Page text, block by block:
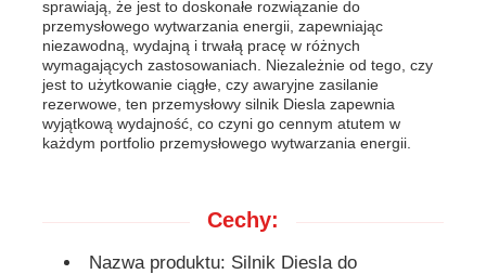
Przenośny zestaw generatora
zestaw generatorów przemysłowych
Cyfrowy zestaw generatora
Generator otwartych ramek
sprawiają, że jest to doskonałe rozwiązanie do
przemysłowego wytwarzania energii, zapewniając
niezawodną, wydajną i trwałą pracę w różnych
wymagających zastosowaniach. Niezależnie od tego, czy
jest to użytkowanie ciągłe, czy awaryjne zasilanie
rezerwowe, ten przemysłowy silnik Diesla zapewnia
wyjątkową wydajność, co czyni go cennym atutem w
każdym portfolio przemysłowego wytwarzania energii.
Cechy:
Nazwa produktu: Silnik Diesla do